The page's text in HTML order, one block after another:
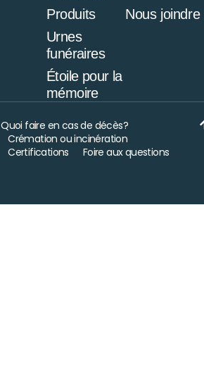
Produits
Urnes
funéraires
Étoile pour la
mémoire
Nous joindre
Quoi faire en cas de décès?
Crémation ou incinération
Certifications
Foire aux questions